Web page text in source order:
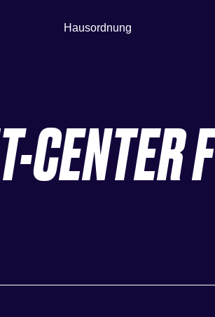
Hausordnung
CENTER